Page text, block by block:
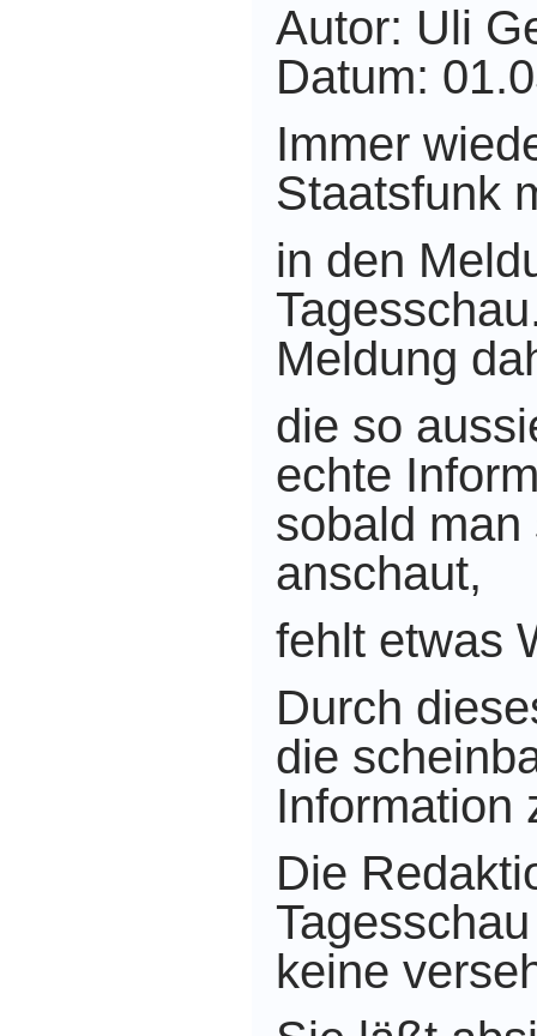
Autor: Uli
Datum:
Immer
Staatsfunk
in den
Meldung
die so
echte
sobald man
anschaut,
fehlt etwas
Durch
die
Information
Die
keine